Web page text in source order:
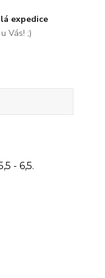
expedice
Vás! ;)
- 6,5.